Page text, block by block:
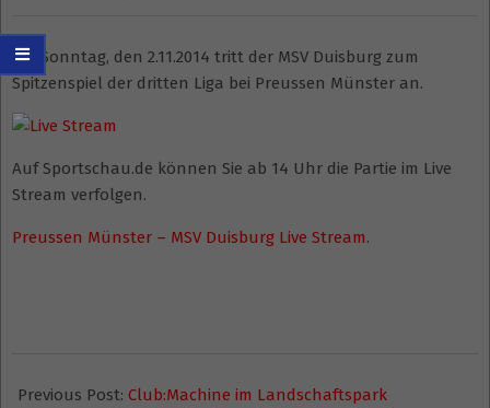
Am Sonntag, den 2.11.2014 tritt der MSV Duisburg zum
Spitzenspiel der dritten Liga bei Preussen Münster an.
Auf Sportschau.de können Sie ab 14 Uhr die Partie im Live
Stream verfolgen.
Preussen Münster – MSV Duisburg Live Stream.
10-
Previous Post: Club:Machine im Landschaftspark